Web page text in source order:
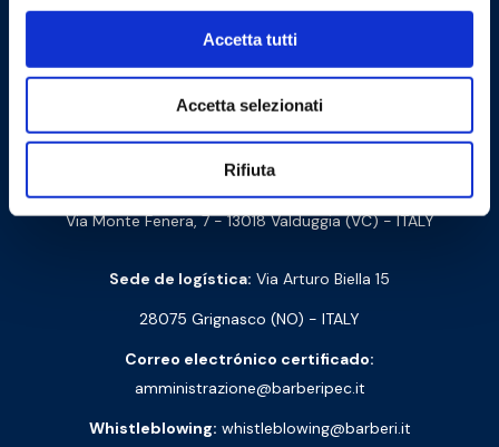
Accetta tutti
Accetta selezionati
Rifiuta
Cookie Policy Privacy Policy
Contáctanos
Barberi Rubinetterie Industriali S.r.l. a socio unico
NIF y número de IVA: 00252070024
Via Monte Fenera, 7 - 13018 Valduggia (VC) - ITALY
Sede de logística: Via Arturo Biella 15
28075 Grignasco (NO) - ITALY
Correo electrónico certificado:
amministrazione@barberipec.it
Whistleblowing: whistleblowing@barberi.it